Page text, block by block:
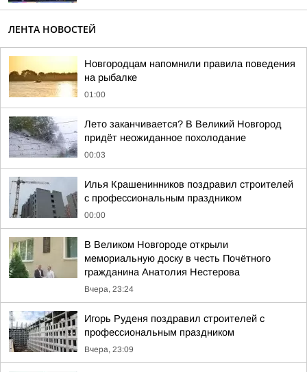
ЛЕНТА НОВОСТЕЙ
Новгородцам напомнили правила поведения
на рыбалке
01:00
Лето заканчивается? В Великий Новгород
придёт неожиданное похолодание
00:03
Илья Крашенинников поздравил строителей
с профессиональным праздником
00:00
В Великом Новгороде открыли
мемориальную доску в честь Почётного
гражданина Анатолия Нестерова
Вчера, 23:24
Игорь Руденя поздравил строителей с
профессиональным праздником
Вчера, 23:09